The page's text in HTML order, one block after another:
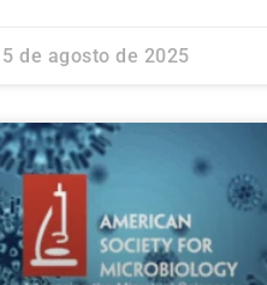
5 de agosto de 2025